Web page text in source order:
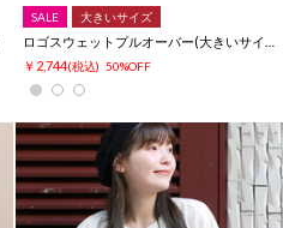
SALE 大きいサイズ
￥2,744(税込) 50%OFF